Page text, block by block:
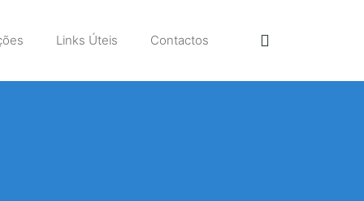
Links Úteis Contactos